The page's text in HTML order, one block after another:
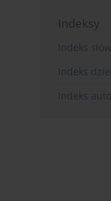
Indeksy
Indeks
Indeks
Indeks